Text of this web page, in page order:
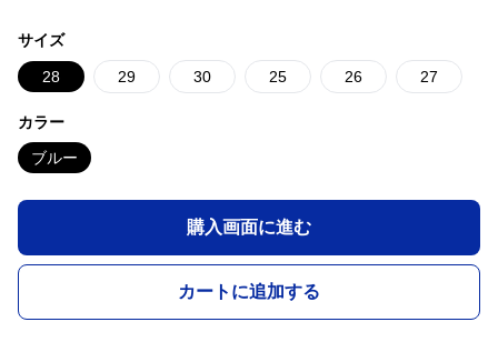
サイズ
28 29 30 25 26 27
カラー
ブルー
購入画面に進む
カートに追加する